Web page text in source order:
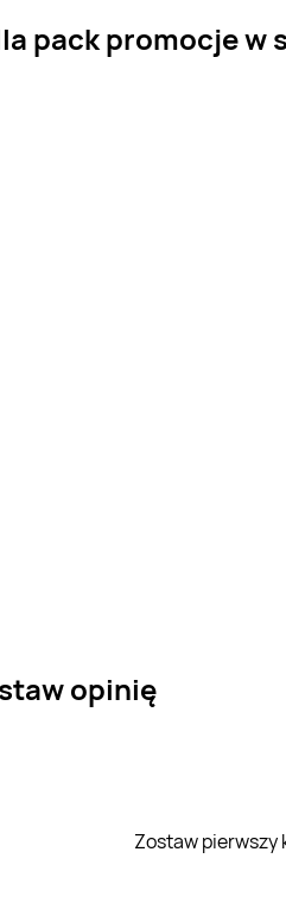
pack promocje
opinię
Zostaw pierwszy